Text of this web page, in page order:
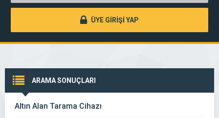
ÜYE GİRİŞİ YAP
ARAMA SONUÇLARI
Altın Alan Tarama Cihazı